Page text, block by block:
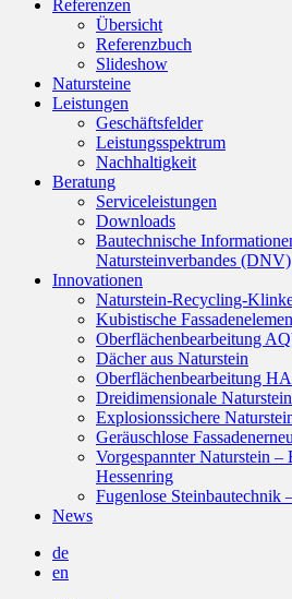
Referenzen
Übersicht
Referenzbuch
Slideshow
Natursteine
Leistungen
Geschäftsfelder
Leistungsspektrum
Nachhaltigkeit
Beratung
Serviceleistungen
Downloads
Bautechnische
Natursteinverbandes (DNV)
Innovationen
Naturstein-Recycling-
Kubistische
Oberflächenbearbeitung
Dächer aus Naturstein
Oberflächenbearbeitung
Dreidimensionale
Explosionssichere
Geräuschlose
Vorgespannter Naturstein –
Hessenring
Fugenlose Steinbautechnik
News
de
en